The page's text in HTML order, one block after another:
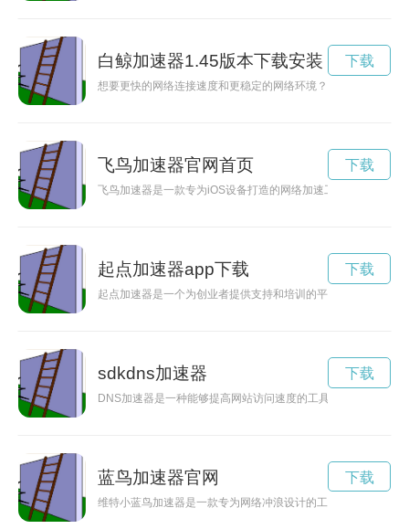
白鲸加速器1.45版本下载安装
想要更快的网络连接速度和更稳定的网络环境？不妨试试白鲸
下载
飞鸟加速器官网首页
飞鸟加速器是一款专为iOS设备打造的网络加速工具，可以帮
下载
起点加速器app下载
起点加速器是一个为创业者提供支持和培训的平台，旨在帮助
下载
sdkdns加速器
DNS加速器是一种能够提高网站访问速度的工具，通过优化域
下载
蓝鸟加速器官网
维特小蓝鸟加速器是一款专为网络冲浪设计的工具，能够帮助
下载